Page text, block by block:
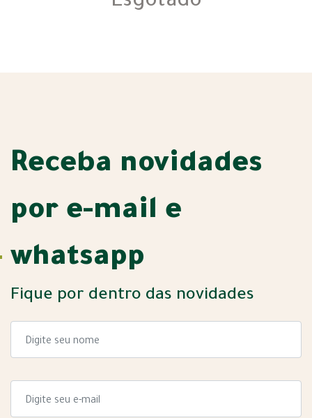
Receba novidades
por e-mail e
whatsapp
Fique por dentro das novidades